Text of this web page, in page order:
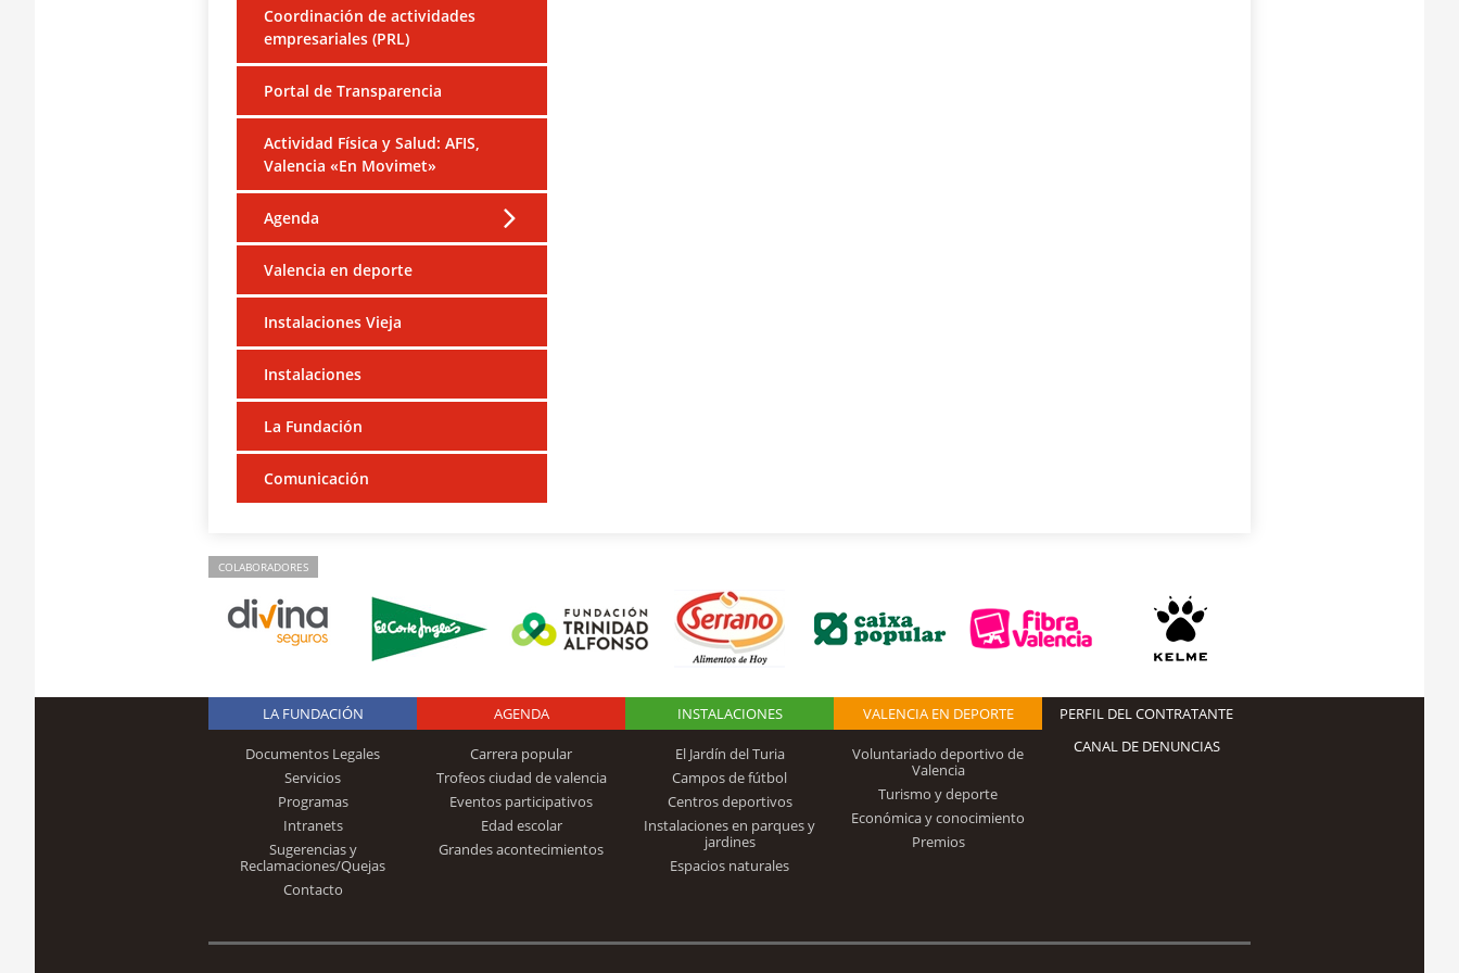
Coordinación de actividades
empresariales (PRL)
Portal de Transparencia
Actividad Física y Salud: AFIS,
Valencia «En Movimet»
Agenda
Valencia en deporte
Instalaciones Vieja
Instalaciones
La Fundación
Comunicación
COLABORADORES
Logo Fundación
Trinidad Alfonso
LA FUNDACIÓN
Documentos Legales
Servicios
Programas
Intranets
Sugerencias y
Reclamaciones/Quejas
Contacto
AGENDA
Carrera popular
Trofeos ciudad de valencia
Eventos participativos
Edad escolar
Grandes acontecimientos
INSTALACIONES
El Jardín del Turia
Campos de fútbol
Centros deportivos
Instalaciones en parques y
jardines
Espacios naturales
VALENCIA EN DEPORTE
Voluntariado deportivo de
Valencia
Turismo y deporte
Económica y conocimiento
Premios
PERFIL DEL CONTRATANTE
CANAL DE DENUNCIAS